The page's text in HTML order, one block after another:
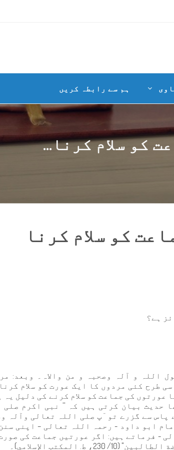
ہم سے رابطہ کریں
کو سلام کرنا...
کو سلام کرنا
ہے؟
اللہ و آلہ وصحبہ و من والاہ۔ وبعد:
طرح کئی مردوں کا ایک عورت کو سلام
کی جماعت کو سلام کرنے کی دلیل یہ
حدیث بیان کرتی ہیں کہ '' نبی اکرم صلی
پاس سے گزرے تو ٓپ صلی اللہ تعالی وآلہ
ابو داود - رحمہ اللہ تعالی – اپنی
- فرماتے ہیں: اگر عورتیں جماعت کی
المكتب الإسلامي)۔